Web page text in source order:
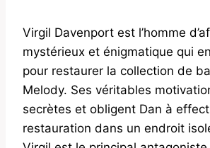
Virgil Davenport est l’homme
mystérieux et énigmatique qui
pour restaurer la collection de
Melody. Ses véritables
secrètes et obligent Dan à
restauration dans un endroit